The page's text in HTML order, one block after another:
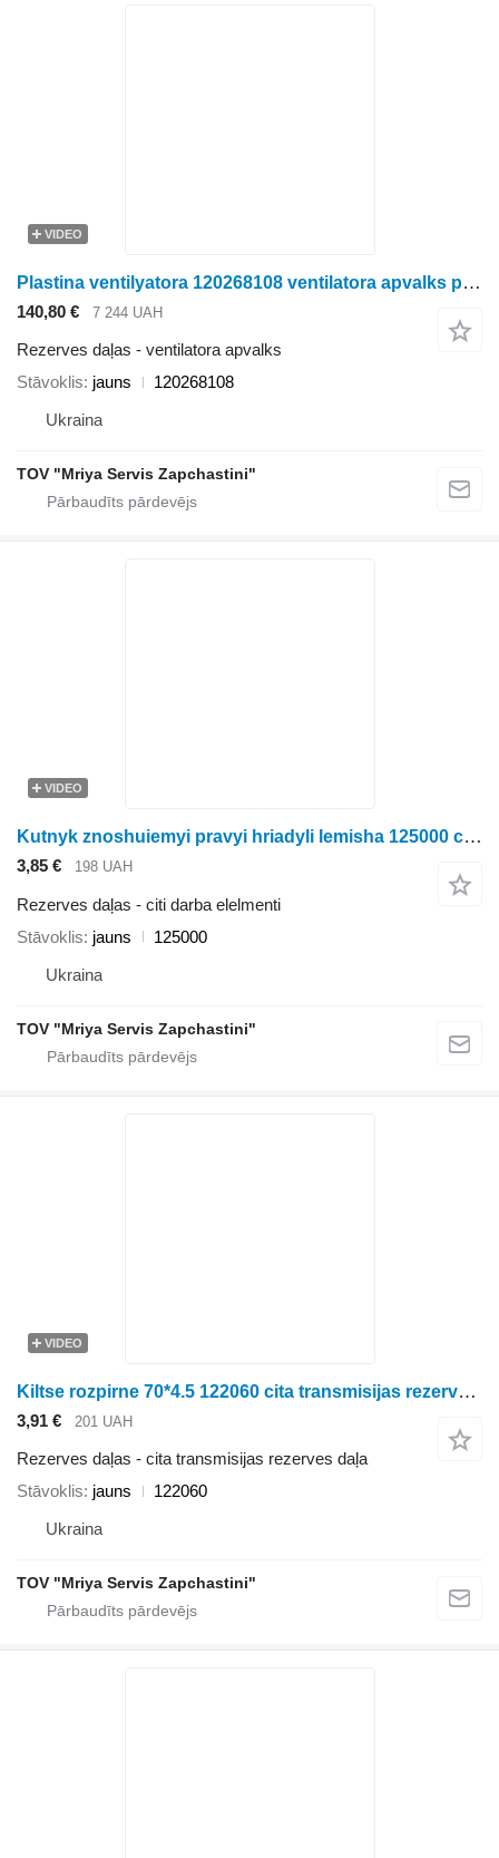
VIDEO
Plastina ventilyatora 120268108 ventilatora apvalks paredzēts Ropa biešu kombaina
140,80 € 7 244 UAH
Rezerves daļas - ventilatora apvalks
Stāvoklis jauns
120268108
Ukraina
TOV "Mriya Servis Zapchastini"
VIDEO
Kutnyk znoshuiemyi pravyi hriadyli lemisha 125000 citi darba elelmenti paredzēts Ropa biešu kombaina
3,85 € 198 UAH
Rezerves daļas - citi darba elelmenti
Stāvoklis jauns
125000
Ukraina
TOV "Mriya Servis Zapchastini"
VIDEO
Kiltse rozpirne 70*4.5 122060 cita transmisijas rezerves daļa paredzēts Ropa biešu kombaina
3,91 € 201 UAH
Rezerves daļas - cita transmisijas rezerves daļa
Stāvoklis jauns
122060
Ukraina
TOV "Mriya Servis Zapchastini"